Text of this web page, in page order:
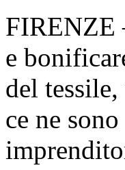
FIRENZE
e
del
ce ne